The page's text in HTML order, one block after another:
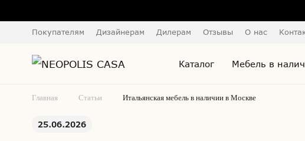
Покупателям Дизайнерам Дилерам Отзывы О нас
Каталог Мебель в
Главная Статьи Итальянская мебель в наличии в Москве
25.06.2026